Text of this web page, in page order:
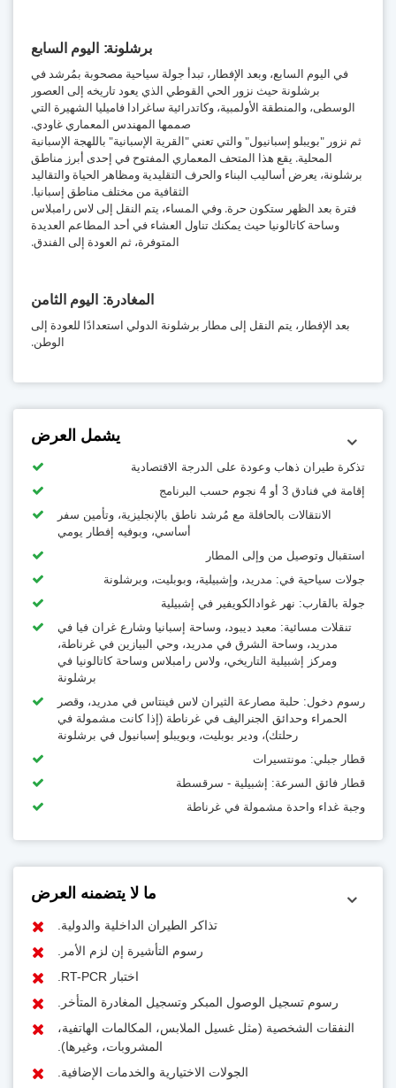
اليوم السابع برشلونة
في اليوم السابع، وبعد الإفطار، تبدأ جولة سياحية مصحوبة بمُرشد في
برشلونة حيث نزور الحي القوطي الذي يعود تاريخه إلى العصور
الوسطى، والمنطقة الأولمبية، وكاتدرائية ساغرادا فاميليا الشهيرة التي
صممها المهندس المعماري غاودي.
ثم نزور "بويبلو إسبانيول" والتي تعني "القرية الإسبانية" باللهجة الإسبانية
المحلية. يقع هذا المتحف المعماري المفتوح في إحدى أبرز مناطق
برشلونة، يعرض أساليب البناء والحرف التقليدية ومظاهر الحياة والتقاليد
الثقافية من مختلف مناطق إسبانيا.
فترة بعد الظهر ستكون حرة. وفي المساء، يتم النقل إلى لاس رامبلاس
وساحة كاتالونيا حيث يمكنك تناول العشاء في أحد المطاعم العديدة
المتوفرة، ثم العودة إلى الفندق.
اليوم الثامن المغادرة
بعد الإفطار، يتم النقل إلى مطار برشلونة الدولي استعدادًا للعودة إلى
الوطن.
يشمل العرض
تذكرة طيران ذهاب وعودة على الدرجة الاقتصادية
إقامة في فنادق 3 أو 4 نجوم حسب البرنامج
الانتقالات بالحافلة مع مُرشد ناطق بالإنجليزية، وتأمين سفر
أساسي، وبوفيه إفطار يومي
استقبال وتوصيل من وإلى المطار
جولات سياحية في: مدريد، وإشبيلية، وبوبليت، وبرشلونة
جولة بالقارب: نهر غوادالكويفير في إشبيلية
تنقلات مسائية: معبد ديبود، وساحة إسبانيا وشارع غران فيا في
مدريد، وساحة الشرق في مدريد، وحي البيازين في غرناطة،
ومركز إشبيلية التاريخي، ولاس رامبلاس وساحة كاتالونيا في
برشلونة
رسوم دخول: حلبة مصارعة الثيران لاس فينتاس في مدريد، وقصر
الحمراء وحدائق الجنراليف في غرناطة (إذا كانت مشمولة في
رحلتك)، ودير بوبليت، وبويبلو إسبانيول في برشلونة
قطار جبلي: مونتسيرات
قطار فائق السرعة: إشبيلية - سرقسطة
وجبة غداء واحدة مشمولة في غرناطة
ما لا يتضمنه العرض
تذاكر الطيران الداخلية والدولية.
رسوم التأشيرة إن لزم الأمر.
اختبار RT-PCR.
رسوم تسجيل الوصول المبكر وتسجيل المغادرة المتأخر.
النفقات الشخصية (مثل غسيل الملابس، المكالمات الهاتفية،
المشروبات، وغيرها).
الجولات الاختيارية والخدمات الإضافية.